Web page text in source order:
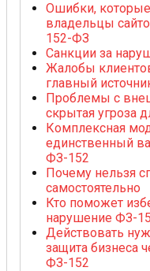
Ошибки,
владельцы
152-ФЗ
Санкции за
Жалобы
главный
Проблемы с
скрытая угроза
Комплексная
единственный
ФЗ-152
Почему нельзя
самостоятельно
Кто поможет
нарушение ФЗ-
Действовать
защита бизнеса
ФЗ-152